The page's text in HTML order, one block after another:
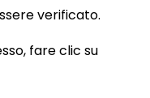
verificato.
fare clic su